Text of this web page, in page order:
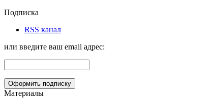
Подписка
RSS канал
или введите ваш email адрес:
Материалы